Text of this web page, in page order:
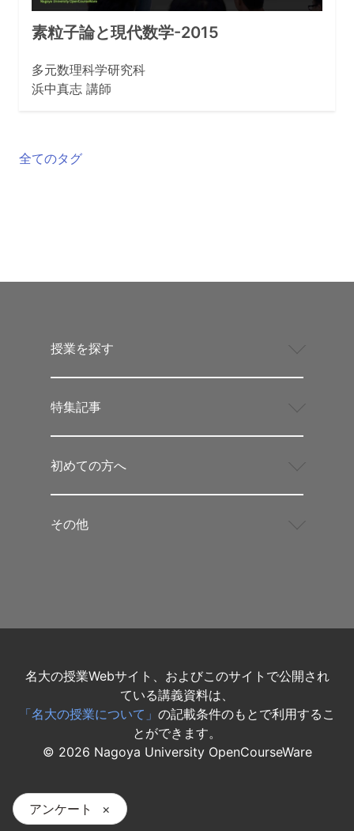
素粒子論と現代数学-2015
多元数理科学研究科
浜中真志 講師
全てのタグ
アンケート ×
授業を探す
特集記事
初めての方へ
その他
名大の授業Webサイト、およびこのサイトで公開され
ている講義資料は、
「名大の授業について」 の記載条件のもとで利用するこ
とができます。
© 2026 Nagoya University OpenCourseWare